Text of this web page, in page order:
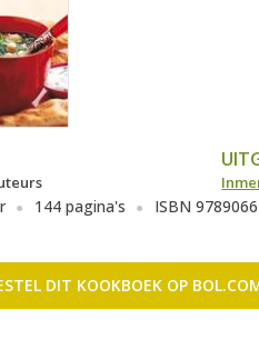
144 pagina's ISBN
DIT KOOKBOEK OP